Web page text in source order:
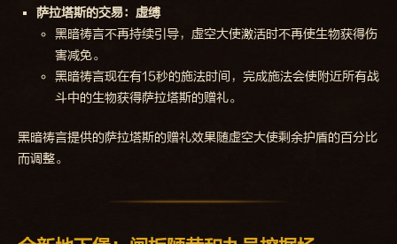
萨拉塔斯的交易：虚缚
黑暗祷言不再持续引导，虚空大使激活时不再使生物获得伤
害减免。
黑暗祷言现在有15秒的施法时间，完成施法会使附近所有战
斗中的生物获得萨拉塔斯的赠礼。
黑暗祷言提供的萨拉塔斯的赠礼效果随虚空大使剩余护盾的百分比
而调整。